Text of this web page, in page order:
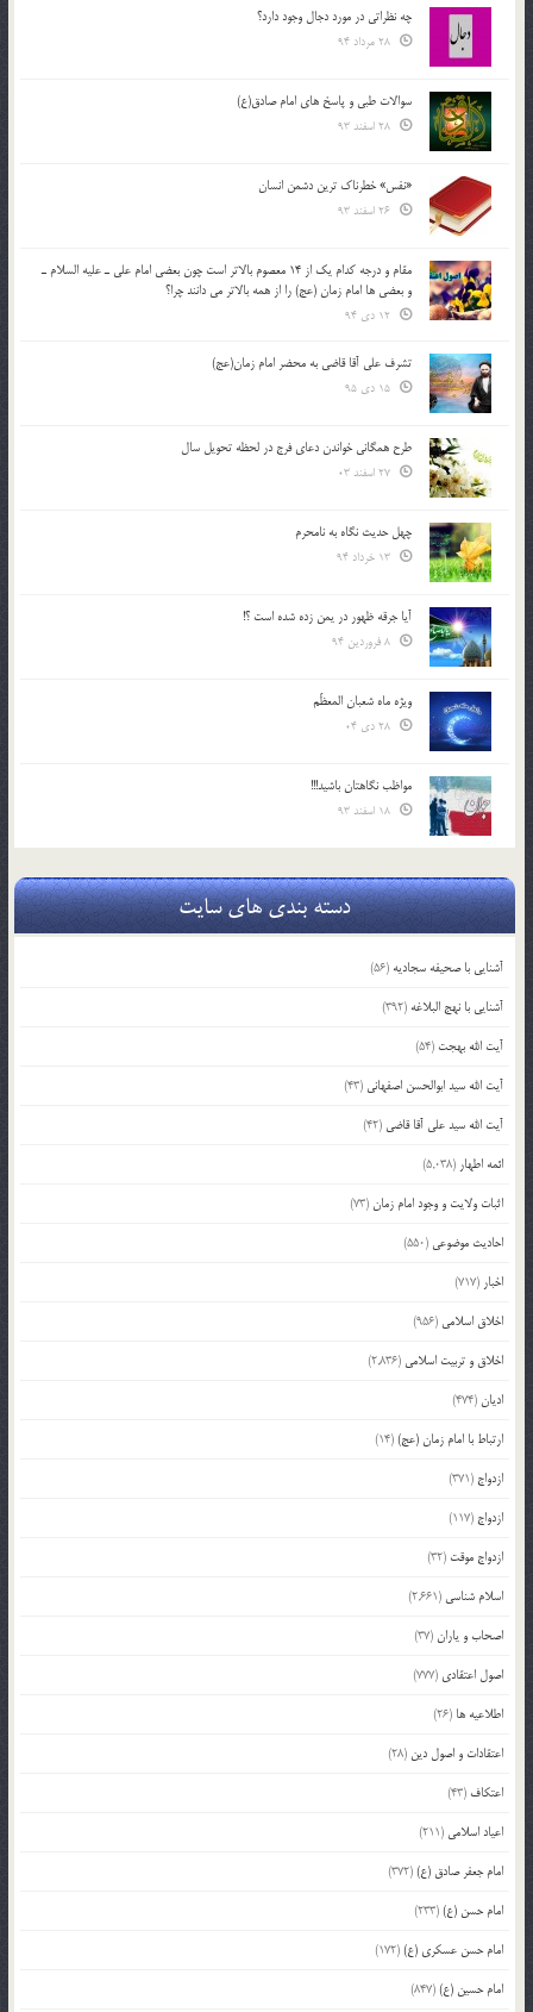
چه نظراتی در مورد دجال وجود دارد؟
سوالات طبی و پاسخ های امام صادق(ع)
«نفس» خطرناک ترین دشمن انسان
مقام و درجه كدام يك از 14 معصوم بالاتر است چون بعضي امام علي ـ عليه السلام ـ
و بعضي ها امام زمان (عج) را از همه بالاتر مي دانند چرا؟
تشرف علي آقا قاضي به محضر امام زمان(عج)
طرح همگانی خواندن دعای فرج در لحظه تحویل سال
چهل حدیث نگاه به نامحرم
آیا جرقه ظهور در یمن زده شده است ؟!
ویژه ماه شعبان المعظّم
مواظب نگاهتان باشید!!!
دسته بندی های سایت
آشنایی با صحیفه سجادیه (56)
آشنایی با نهج البلاغه (392)
آیت الله بهجت (54)
آیت الله سید ابوالحسن اصفهانی (43)
آیت الله سید علی آقا قاضی (42)
ائمه اطهار (5,038)
اثبات ولایت و وجود امام زمان(73)
احادیث موضوعی (550)
اخبار (717)
اخلاق اسلامی (956)
اخلاق و تربیت اسلامی (2,836)
ادیان(474)
ارتباط با امام زمان (عج)(14)
ازدواج (371)
ازدواج (117)
ازدواج موقت (32)
اسلام شناسی (2,661)
اصحاب و یاران(37)
اصول اعتقادی (777)
اطلاعیه ها (26)
اعتقادات و اصول دین (28)
اعتکاف (43)
اعیاد اسلامی (211)
امام جعفر صادق (ع)(372)
امام حسن (ع)(233)
امام حسن عسکری (ع)(172)
امام حسین (ع)(847)